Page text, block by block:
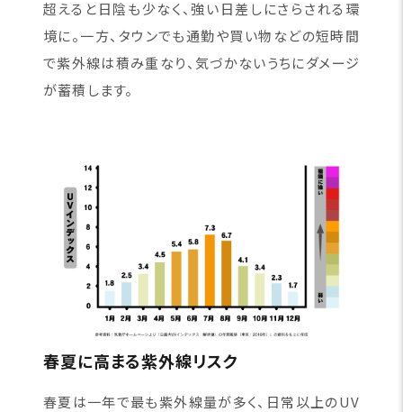
超えると日陰も少なく、強い日差しにさらされる環
境に。一方、タウンでも通勤や買い物などの短時間
で紫外線は積み重なり、気づかないうちにダメージ
が蓄積します。
春夏に高まる紫外線リスク
春夏は一年で最も紫外線量が多く、日常以上のUV